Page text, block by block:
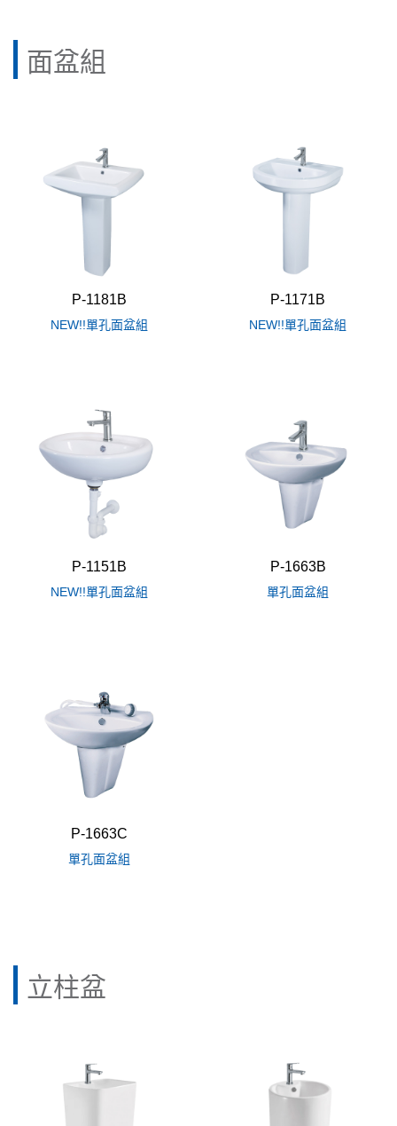
面盆組
P-1181B
NEW!!單孔面盆組
P-1171B
NEW!!單孔面盆組
P-1151B
NEW!!單孔面盆組
P-1663B
單孔面盆組
P-1663C
單孔面盆組
立柱盆